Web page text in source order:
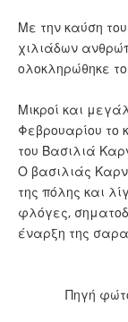
Με την καύση
χιλιάδων
ολοκληρώθηκε
Μικροί και
Φεβρουαρίου το
του Βασιλιά
Ο βασιλιάς
της πόλης και
φλόγες,
έναρξη της
Πηγή